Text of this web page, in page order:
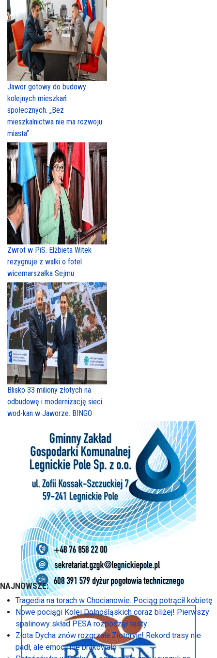
Jawor gotowy do budowy
kolejnych mieszkań
społecznych. „Bez
mieszkalnictwa nie ma rozwoju
miasta”
Zwrot w PiS. Elżbieta Witek
rezygnuje z walki o fotel
wicemarszałka Sejmu
Blisko 33 miliony złotych na
odbudowę i modernizację sieci
wod-kan w Jaworze. BINGO
NAJNOWSZE:
Tragedia na torach w Chocianowie. Pociąg potrącił kobietę
Nowe pociągi Kolei Dolnośląskich coraz bliżej! Pierwszy
spalinowy skład PESA rozpoczął testy
Złota Dycha znów rozgrzała Złotoryję! Rekord trasy nie
padł, ale emocji nie brakowało